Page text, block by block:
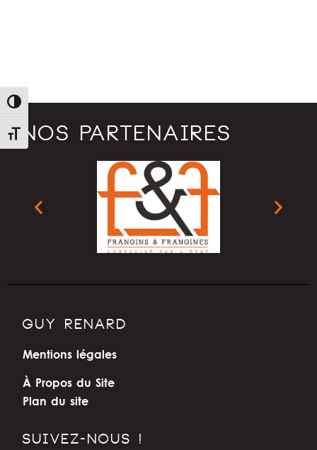
Passer en contraste élevé
Changer la taille de la police
NOS PARTENAIRES
GUY RENARD
Mentions légales
À Propos du Site
Plan du site
SUIVEZ-NOUS !